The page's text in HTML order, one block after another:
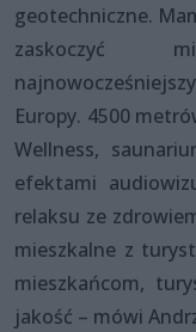
geotechniczne.
zaskoczyć
Europy. 4500
Wellness,
efektami
relaksu ze
mieszkalne z
mieszkańcom,
jakość – mówi